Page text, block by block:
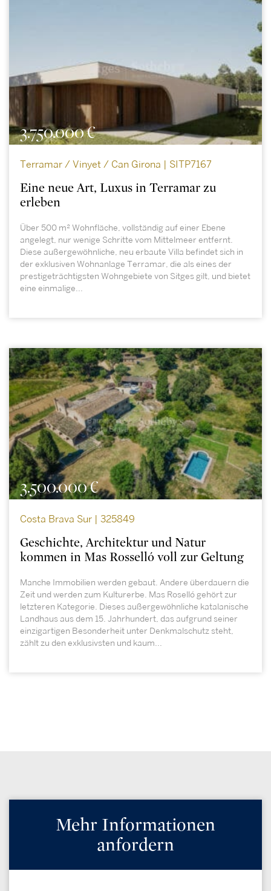
3.750.000 €
Terramar / Vinyet / Can Girona | SITP7167
Eine neue Art, Luxus in Terramar zu
erleben
Über 500 m² Wohnfläche, vollständig auf einer Ebene
angelegt, nur wenige Schritte vom Mittelmeer entfernt.
Diese außergewöhnliche, neu erbaute Villa befindet sich in
der exklusiven Wohnanlage Terramar, die als eines der
prestigeträchtigsten Wohngebiete von Sitges gilt, und bietet
eine einmalige...
3.500.000 €
Costa Brava Sur | 325849
Geschichte, Architektur und Natur
kommen in Mas Rosselló voll zur Geltung
Manche Immobilien werden gebaut. Andere überdauern die
Zeit und werden zum Kulturerbe. Mas Roselló gehört zur
letzteren Kategorie. Dieses außergewöhnliche katalanische
Landhaus aus dem 15. Jahrhundert, das aufgrund seiner
einzigartigen Besonderheit unter Denkmalschutz steht,
zählt zu den exklusivsten und kaum...
Mehr Informationen
anfordern